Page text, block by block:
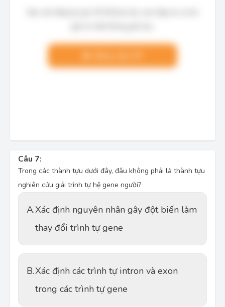
Câu 7:
Trong các thành tựu dưới đây, đâu không phải là thành tựu
nghiên cứu giải trình tự hệ gene người?
A.Xác định nguyên nhân gây đột biến làm
thay đổi trình tự gene
B.Xác định các trình tự intron và exon
trong các trình tự gene